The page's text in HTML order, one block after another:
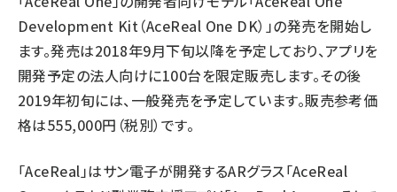
Development Kit（AceReal One DK）」の発売を開始し
ます。発売は2018年9月下旬以降を予定しており、アプリを
開発予定の法人向けに100台を限定販売します。その後
2019年初旬には、一般発売を予定しています。販売参考価
格は555,000円（税別）です。
「AceReal」はサン電子が開発するARグラス「AceReal